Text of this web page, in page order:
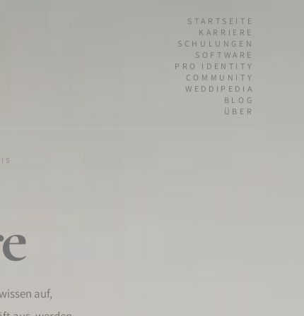
STARTSEITE
KARRIERE
SCHULUNGEN
SOFTWARE
PRO IDENTITY
COMMUNITY
WEDDIPEDIA
BLOG
ÜBER
auf,